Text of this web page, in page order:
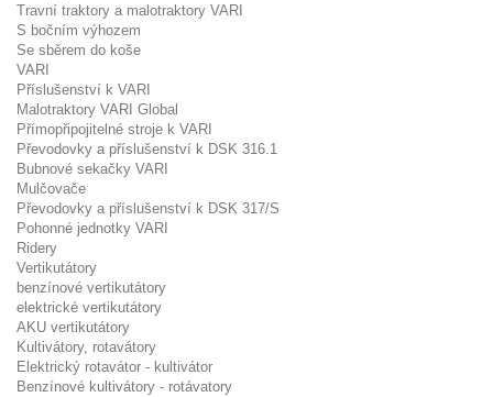
Travní traktory a malotraktory VARI
S bočním výhozem
Se sběrem do koše
VARI
Příslušenství k VARI
Malotraktory VARI Global
Přímopřipojitelné stroje k VARI
Převodovky a příslušenství k DSK 316.1
Bubnové sekačky VARI
Mulčovače
Převodovky a příslušenství k DSK 317/S
Pohonné jednotky VARI
Ridery
Vertikutátory
benzínové vertikutátory
elektrické vertikutátory
AKU vertikutátory
Kultivátory, rotavátory
Elektrický rotavátor - kultivátor
Benzínové kultivátory - rotávatory